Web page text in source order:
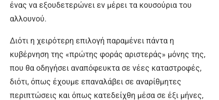
ένας να εξουδετερώνει εν μέρει τα κουσούρια του
αλλουνού.
Διότι η χειρότερη επιλογή παραμένει πάντα η
κυβέρνηση της «πρώτης φοράς αριστεράς» μόνης της,
που θα οδηγήσει αναπόφευκτα σε νέες καταστροφές,
διότι, όπως έχουμε επαναλάβει σε αναρίθμητες
περιπτώσεις και όπως κατεδείχθη μέσα σε έξι μήνες,